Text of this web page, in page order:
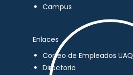
Campus
Enlaces
Correo de Empleados UAQ
Directorio